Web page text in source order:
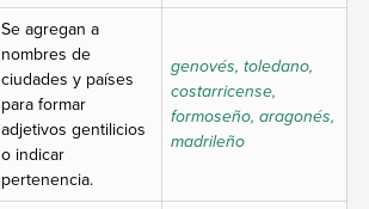
Se agregan a
nombres de
ciudades y países
para formar
adjetivos gentilicios
o indicar
pertenencia.
genovés, toledano,
costarricense,
formoseño, aragonés,
madrileño